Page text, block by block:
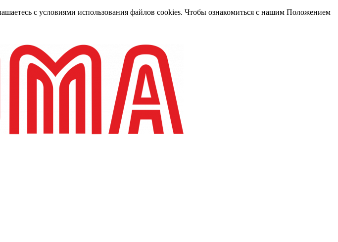
с условиями использования файлов cookies. Чтобы ознакомиться с нашим Положением